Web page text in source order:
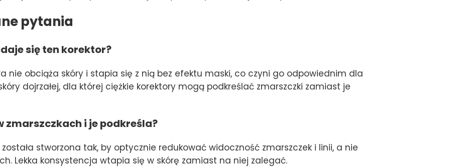
pytania
się ten korektor?
nie obciąża skóry i stapia się z nią bez efektu maski, co czyni go odpowiednim dla
dojrzałej, dla której ciężkie korektory mogą podkreślać zmarszczki zamiast je
zmarszczkach i je podkreśla?
stworzona tak, by optycznie redukować widoczność zmarszczek i linii, a nie
Lekka konsystencja wtapia się w skórę zamiast na niej zalegać.